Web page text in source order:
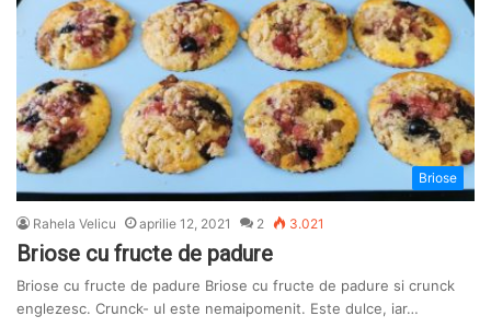
Briose
Rahela Velicu aprilie 12, 2021 2 3.021
Briose cu fructe de padure
Briose cu fructe de padure Briose cu fructe de padure si crunck
englezesc. Crunck- ul este nemaipomenit. Este dulce, iar…